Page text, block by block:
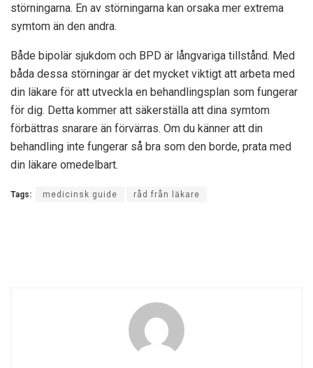
störningarna. En av störningarna kan orsaka mer extrema
symtom än den andra.
Både bipolär sjukdom och BPD är långvariga tillstånd. Med
båda dessa störningar är det mycket viktigt att arbeta med
din läkare för att utveckla en behandlingsplan som fungerar
för dig. Detta kommer att säkerställa att dina symtom
förbättras snarare än förvärras. Om du känner att din
behandling inte fungerar så bra som den borde, prata med
din läkare omedelbart.
Tags: medicinsk guide råd från läkare